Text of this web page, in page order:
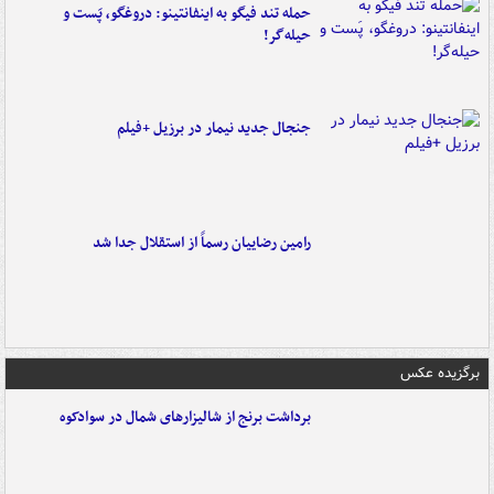
حمله تند فیگو به اینفانتینو: دروغگو، پَست‌ و
حیله‌گر!
جنجال جدید نیمار در برزیل +فیلم
رامین رضاییان رسماً از استقلال جدا شد
برگزیده عکس
برداشت برنج از شالیزارهای شمال در سوادکوه